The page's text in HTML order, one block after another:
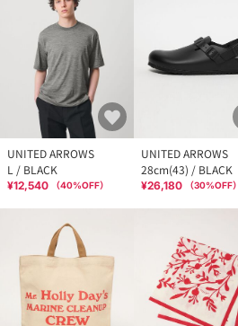
UNITED ARROWS
L / BLACK
¥12,540 （40%OFF）
UNITED ARROWS
28cm(43) / BLACK
¥26,180 （30%OFF）